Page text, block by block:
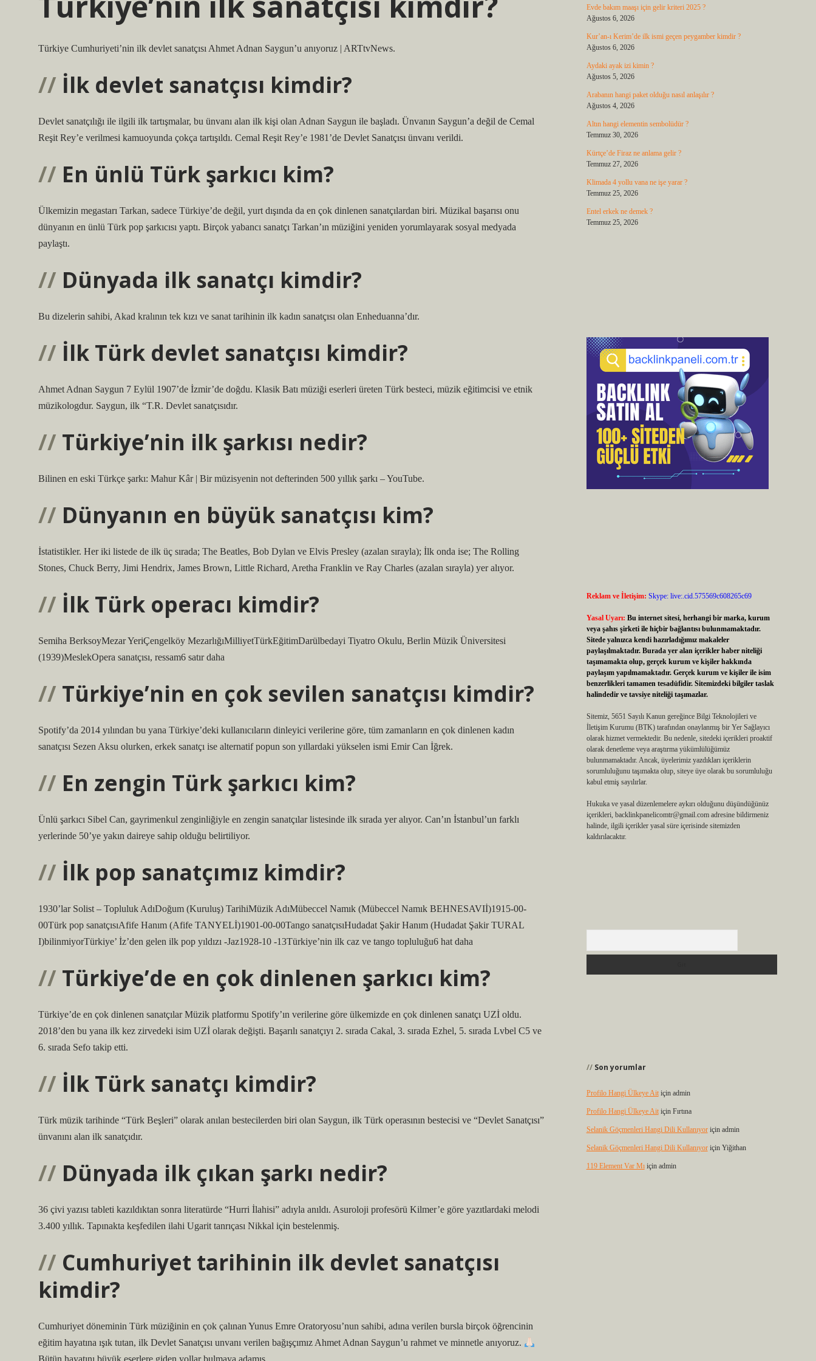
Türkiye Cumhuriyeti’nin ilk devlet sanatçısı Ahmet Adnan Saygun’u anıyoruz | ARTtvNews.
İlk devlet sanatçısı kimdir?
Devlet sanatçılığı ile ilgili ilk tartışmalar, bu ünvanı alan ilk kişi olan Adnan Saygun ile başladı. Ünvanın Saygun’a değil de Cemal
Reşit Rey’e verilmesi kamuoyunda çokça tartışıldı. Cemal Reşit Rey’e 1981’de Devlet Sanatçısı ünvanı verildi.
En ünlü Türk şarkıcı kim?
Ülkemizin megastarı Tarkan, sadece Türkiye’de değil, yurt dışında da en çok dinlenen sanatçılardan biri. Müzikal başarısı onu
dünyanın en ünlü Türk pop şarkıcısı yaptı. Birçok yabancı sanatçı Tarkan’ın müziğini yeniden yorumlayarak sosyal medyada
paylaştı.
Dünyada ilk sanatçı kimdir?
Bu dizelerin sahibi, Akad kralının tek kızı ve sanat tarihinin ilk kadın sanatçısı olan Enheduanna’dır.
İlk Türk devlet sanatçısı kimdir?
Ahmet Adnan Saygun 7 Eylül 1907’de İzmir’de doğdu. Klasik Batı müziği eserleri üreten Türk besteci, müzik eğitimcisi ve etnik
müzikologdur. Saygun, ilk “T.R. Devlet sanatçısıdır.
Türkiye’nin ilk şarkısı nedir?
Bilinen en eski Türkçe şarkı: Mahur Kâr | Bir müzisyenin not defterinden 500 yıllık şarkı – YouTube.
Dünyanın en büyük sanatçısı kim?
İstatistikler. Her iki listede de ilk üç sırada; The Beatles, Bob Dylan ve Elvis Presley (azalan sırayla); İlk onda ise; The Rolling
Stones, Chuck Berry, Jimi Hendrix, James Brown, Little Richard, Aretha Franklin ve Ray Charles (azalan sırayla) yer alıyor.
İlk Türk operacı kimdir?
Semiha BerksoyMezar YeriÇengelköy MezarlığıMilliyetTürkEğitimDarülbedayi Tiyatro Okulu, Berlin Müzik Üniversitesi
(1939)MeslekOpera sanatçısı, ressam6 satır daha
Türkiye’nin en çok sevilen sanatçısı kimdir?
Spotify’da 2014 yılından bu yana Türkiye’deki kullanıcıların dinleyici verilerine göre, tüm zamanların en çok dinlenen kadın
sanatçısı Sezen Aksu olurken, erkek sanatçı ise alternatif popun son yıllardaki yükselen ismi Emir Can İğrek.
En zengin Türk şarkıcı kim?
Ünlü şarkıcı Sibel Can, gayrimenkul zenginliğiyle en zengin sanatçılar listesinde ilk sırada yer alıyor. Can’ın İstanbul’un farklı
yerlerinde 50’ye yakın daireye sahip olduğu belirtiliyor.
İlk pop sanatçımız kimdir?
1930’lar Solist – Topluluk AdıDoğum (Kuruluş) TarihiMüzik AdıMübeccel Namık (Mübeccel Namık BEHNESAVIİ)1915-00-
00Türk pop sanatçısıAfife Hanım (Afife TANYELİ)1901-00-00Tango sanatçısıHudadat Şakir Hanım (Hudadat Şakir TURAL
I)bilinmiyorTürkiye’ İz’den gelen ilk pop yıldızı -Jaz1928-10 -13Türkiye’nin ilk caz ve tango topluluğu6 hat daha
Türkiye’de en çok dinlenen şarkıcı kim?
Türkiye’de en çok dinlenen sanatçılar Müzik platformu Spotify’ın verilerine göre ülkemizde en çok dinlenen sanatçı UZİ oldu.
2018’den bu yana ilk kez zirvedeki isim UZİ olarak değişti. Başarılı sanatçıyı 2. sırada Cakal, 3. sırada Ezhel, 5. sırada Lvbel C5 ve
6. sırada Sefo takip etti.
İlk Türk sanatçı kimdir?
Türk müzik tarihinde “Türk Beşleri” olarak anılan bestecilerden biri olan Saygun, ilk Türk operasının bestecisi ve “Devlet Sanatçısı”
ünvanını alan ilk sanatçıdır.
Dünyada ilk çıkan şarkı nedir?
36 çivi yazısı tableti kazıldıktan sonra literatürde “Hurri İlahisi” adıyla anıldı. Asuroloji profesörü Kilmer’e göre yazıtlardaki melodi
3.400 yıllık. Tapınakta keşfedilen ilahi Ugarit tanrıçası Nikkal için bestelenmiş.
Cumhuriyet tarihinin ilk devlet sanatçısı
kimdir?
Cumhuriyet döneminin Türk müziğinin en çok çalınan Yunus Emre Oratoryosu’nun sahibi, adına verilen bursla birçok öğrencinin
eğitim hayatına ışık tutan, ilk Devlet Sanatçısı unvanı verilen bağışçımız Ahmet Adnan Saygun’u rahmet ve minnetle anıyoruz.
Bütün hayatını büyük eserlere giden yollar bulmaya adamış…
Evde bakım maaşı için gelir kriteri 2025 ?
Ağustos 6, 2026
Kur’an-ı Kerim’de ilk ismi geçen peygamber kimdir ?
Ağustos 6, 2026
Aydaki ayak izi kimin ?
Ağustos 5, 2026
Arabanın hangi paket olduğu nasıl anlaşılır ?
Ağustos 4, 2026
Altın hangi elementin sembolüdür ?
Temmuz 30, 2026
Kürtçe’de Firaz ne anlama gelir ?
Temmuz 27, 2026
Klimada 4 yollu vana ne işe yarar ?
Temmuz 25, 2026
Entel erkek ne demek ?
Temmuz 25, 2026
Reklam ve İletişim: Skype: live:.cid.575569c608265c69
Yasal Uyarı: Bu internet sitesi, herhangi bir marka, kurum
veya şahıs şirketi ile hiçbir bağlantısı bulunmamaktadır.
Sitede yalnızca kendi hazırladığımız makaleler
paylaşılmaktadır. Burada yer alan içerikler haber niteliği
taşımamakta olup, gerçek kurum ve kişiler hakkında
paylaşım yapılmamaktadır. Gerçek kurum ve kişiler ile isim
benzerlikleri tamamen tesadüfidir. Sitemizdeki bilgiler taslak
halindedir ve tavsiye niteliği taşımazlar.
Sitemiz, 5651 Sayılı Kanun gereğince Bilgi Teknolojileri ve
İletişim Kurumu (BTK) tarafından onaylanmış bir Yer Sağlayıcı
olarak hizmet vermektedir. Bu nedenle, sitedeki içerikleri proaktif
olarak denetleme veya araştırma yükümlülüğümüz
bulunmamaktadır. Ancak, üyelerimiz yazdıkları içeriklerin
sorumluluğunu taşımakta olup, siteye üye olarak bu sorumluluğu
kabul etmiş sayılırlar.
Hukuka ve yasal düzenlemelere aykırı olduğunu düşündüğünüz
içerikleri, backlinkpanelicomtr@gmail.comadresine bildirmeniz
halinde, ilgili içerikler yasal süre içerisinde sitemizden
kaldırılacaktır.
Son yorumlar
Profilo Hangi Ülkeye Aitiçin admin
Profilo Hangi Ülkeye Aitiçin Fırtına
Selanik Göçmenleri Hangi Dili Kullanıyoriçin admin
Selanik Göçmenleri Hangi Dili Kullanıyoriçin Yiğithan
119 Element Var Mıiçin admin